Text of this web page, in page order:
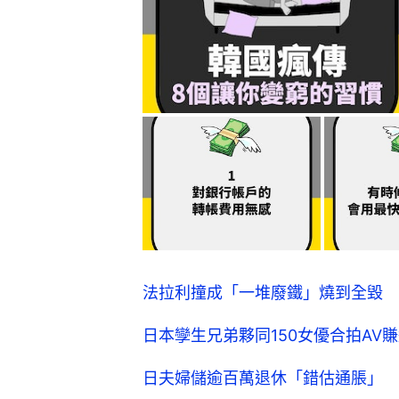
法拉利撞成「一堆廢鐵」燒到全毀
日本孿生兄弟夥同150女優合拍AV
日夫婦儲逾百萬退休「錯估通脹